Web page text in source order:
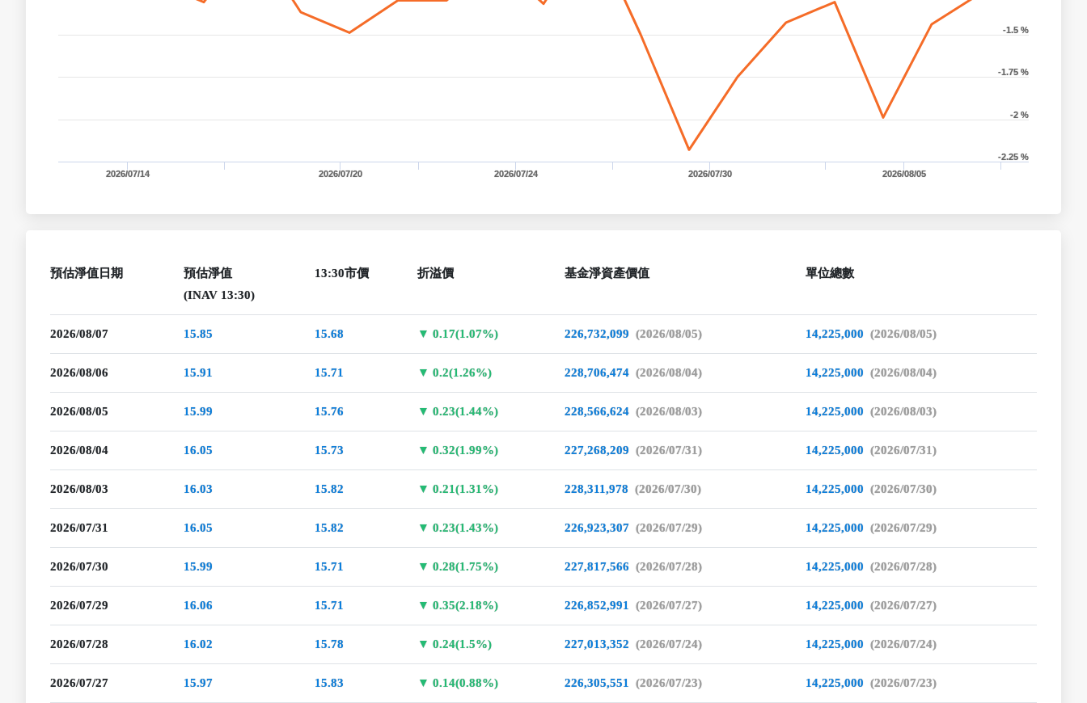
2026/07/14 2026/07/20 2026/07/24 2026/07/30 2026/08/05
-2.25 %
-2 %
-1.75 %
-1.5 %
預估淨值日期
預估淨值
(INAV 13:30)
13:30市價 折溢價 基金淨資產價值 單位總數
2026/08/07 15.85 15.68 0.17(1.07%) 226,732,099 (2026/08/05) 14,225,000 (2026/08/05)
2026/08/06 15.91 15.71 0.2(1.26%) 228,706,474 (2026/08/04) 14,225,000 (2026/08/04)
2026/08/05 15.99 15.76 0.23(1.44%) 228,566,624 (2026/08/03) 14,225,000 (2026/08/03)
2026/08/04 16.05 15.73 0.32(1.99%) 227,268,209 (2026/07/31) 14,225,000 (2026/07/31)
2026/08/03 16.03 15.82 0.21(1.31%) 228,311,978 (2026/07/30) 14,225,000 (2026/07/30)
2026/07/31 16.05 15.82 0.23(1.43%) 226,923,307 (2026/07/29) 14,225,000 (2026/07/29)
2026/07/30 15.99 15.71 0.28(1.75%) 227,817,566 (2026/07/28) 14,225,000 (2026/07/28)
2026/07/29 16.06 15.71 0.35(2.18%) 226,852,991 (2026/07/27) 14,225,000 (2026/07/27)
2026/07/28 16.02 15.78 0.24(1.5%) 227,013,352 (2026/07/24) 14,225,000 (2026/07/24)
2026/07/27 15.97 15.83 0.14(0.88%) 226,305,551 (2026/07/23) 14,225,000 (2026/07/23)